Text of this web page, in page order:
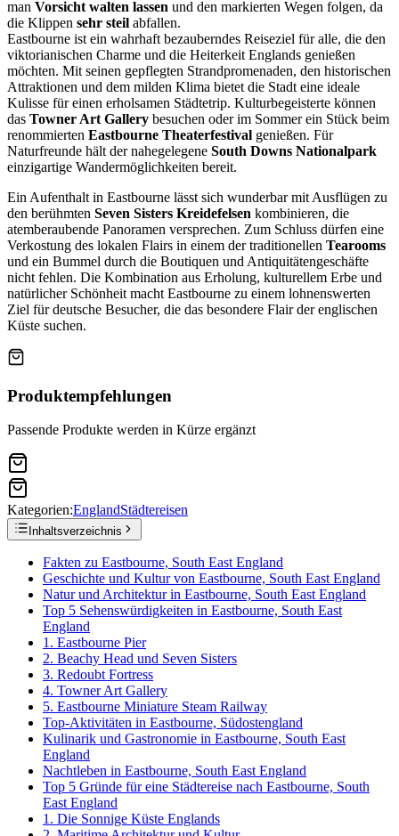
man Vorsicht walten lassen und den markierten Wegen folgen, da
die Klippen sehr steil abfallen.
Eastbourne ist ein wahrhaft bezauberndes Reiseziel für alle, die den
viktorianischen Charme und die Heiterkeit Englands genießen
möchten. Mit seinen gepflegten Strandpromenaden, den historischen
Attraktionen und dem milden Klima bietet die Stadt eine ideale
Kulisse für einen erholsamen Städtetrip. Kulturbegeisterte können
das Towner Art Gallery besuchen oder im Sommer ein Stück beim
renommierten Eastbourne Theaterfestival genießen. Für
Naturfreunde hält der nahegelegene South Downs Nationalpark
einzigartige Wandermöglichkeiten bereit.
Ein Aufenthalt in Eastbourne lässt sich wunderbar mit Ausflügen zu
den berühmten Seven Sisters Kreidefelsen kombinieren, die
atemberaubende Panoramen versprechen. Zum Schluss dürfen eine
Verkostung des lokalen Flairs in einem der traditionellen Tearooms
und ein Bummel durch die Boutiquen und Antiquitätengeschäfte
nicht fehlen. Die Kombination aus Erholung, kulturellem Erbe und
natürlicher Schönheit macht Eastbourne zu einem lohnenswerten
Ziel für deutsche Besucher, die das besondere Flair der englischen
Küste suchen.
Produktempfehlungen
Passende Produkte werden in Kürze ergänzt
Kategorien:EnglandStädtereisen
Inhaltsverzeichnis
Fakten zu Eastbourne, South East England
Geschichte und Kultur von Eastbourne, South East England
Natur und Architektur in Eastbourne, South East England
Top 5 Sehenswürdigkeiten in Eastbourne, South East
England
1. Eastbourne Pier
2. Beachy Head und Seven Sisters
3. Redoubt Fortress
4. Towner Art Gallery
5. Eastbourne Miniature Steam Railway
Top-Aktivitäten in Eastbourne, Südostengland
Kulinarik und Gastronomie in Eastbourne, South East
England
Nachtleben in Eastbourne, South East England
Top 5 Gründe für eine Städtereise nach Eastbourne, South
East England
1. Die Sonnige Küste Englands